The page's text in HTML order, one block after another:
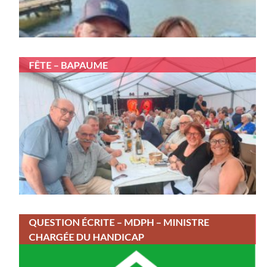
FÊTE – BAPAUME
QUESTION ÉCRITE – MDPH – MINISTRE
CHARGÉE DU HANDICAP